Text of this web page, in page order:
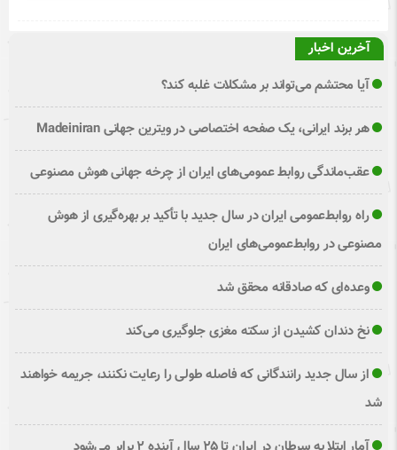
آخرین اخبار
آیا محتشم می‌تواند بر مشکلات غلبه کند؟
هر برند ایرانی، یک صفحه اختصاصی در ویترین جهانی Madeiniran
عقب‌ماندگی روابط عمومی‌های ایران از چرخه جهانی هوش مصنوعی
راه روابط‌عمومی ایران در سال جدید با تأکید بر بهره‌گیری از هوش
مصنوعی در روابط‌عمومی‌های ایران
وعده‌ای که صادقانه محقق شد
نخ دندان کشیدن از سکته مغزی جلوگیری می‌کند
از سال جدید رانندگانی که فاصله طولی را رعایت نکنند، جریمه خواهند
شد